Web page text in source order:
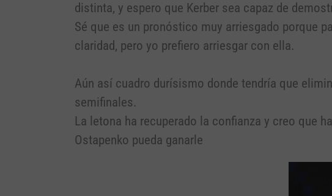
distinta, y espero que Kerber sea capaz de
Sé que es un pronóstico muy arriesgado porque
claridad, pero yo prefiero arriesgar con ella.
Aún así cuadro durísismo donde tendría que
semifinales.
La letona ha recuperado la confianza y creo que
Ostapenko pueda ganarle